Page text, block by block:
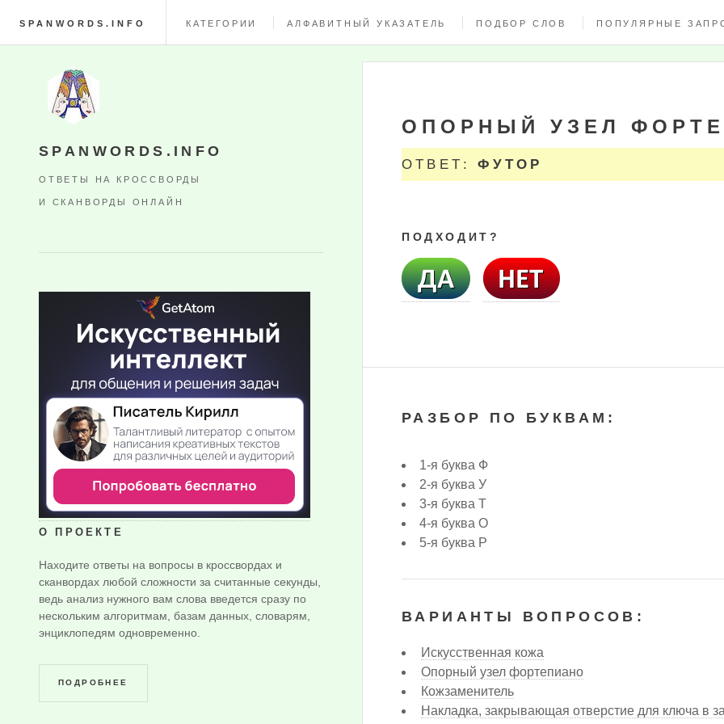
SPANWORDS.INFO КАТЕГОРИИ АЛФАВИТНЫЙ УКАЗАТЕЛЬ ПОДБОР СЛОВ ПОПУЛЯРНЫЕ
ОПОРНЫЙ УЗЕЛ
ОТВЕТ:ФУТОР
ПОДХОДИТ?
РАЗБОР ПО БУКВАМ:
1-я буква Ф
2-я буква У
3-я буква Т
4-я буква О
5-я буква Р
ВАРИАНТЫ ВОПРОСОВ:
Искусственная кожа
Опорный узел фортепиано
Кожзаменитель
Накладка, закрывающая отверстие для ключа в
SPANWORDS.INFO
ОТВЕТЫ НА КРОССВОРДЫ
И СКАНВОРДЫ ОНЛАЙН
О ПРОЕКТЕ
Находите ответы на вопросы в кроссвордах и
сканвордах любой сложности за считанные секунды,
ведь анализ нужного вам слова введется сразу по
нескольким алгоритмам, базам данных, словарям,
энциклопедям одновременно.
ПОДРОБНЕЕ